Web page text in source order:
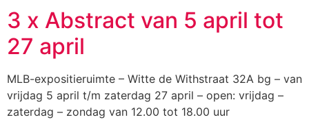
3 x Abstract van 5 april tot
27 april
MLB-expositieruimte – Witte de Withstraat 32A bg – van
vrijdag 5 april t/m zaterdag 27 april – open: vrijdag –
zaterdag – zondag van 12.00 tot 18.00 uur